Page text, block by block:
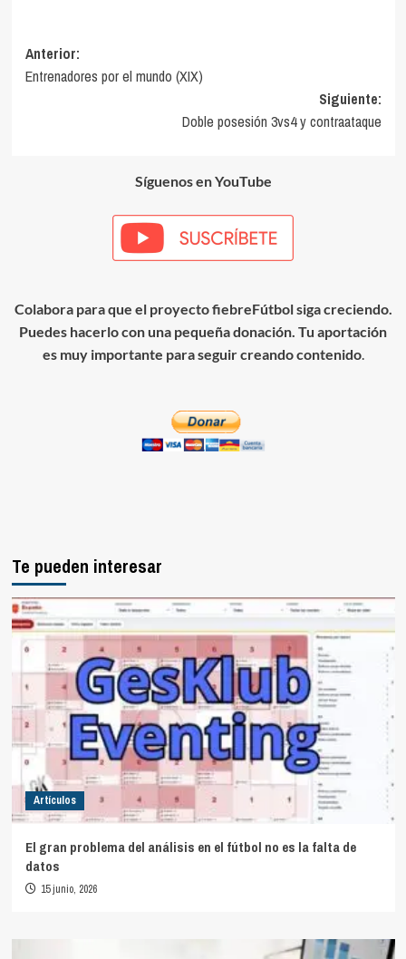
Navegación
de
Anterior:
Entrenadores por el mundo (XIX)
Siguiente:
Doble posesión 3vs4 y contraataque
Síguenos en YouTube
Colabora para que el proyecto fiebreFútbol siga creciendo.
Puedes hacerlo con una pequeña donación. Tu aportación
es muy importante para seguir creando contenido.
Te pueden interesar
Artículos
El gran problema del análisis en el fútbol no es la falta de
datos
15 junio, 2026